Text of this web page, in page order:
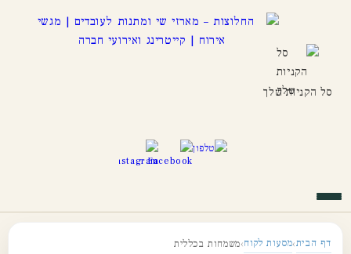
סל הקניות שלך
דף הבית›מסעות לקוח›משמחות בכללית